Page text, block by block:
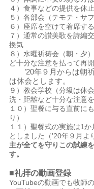
４）食事などの提供を休止
５）各部会（テモテ・サ
６）座席を空けて着席す
７）通常の讃美歌を詩編
換気
８）水曜祈祷会（朝・夕
ど十分な注意を払って再
’20年９月からは朝祈
は休会とします。
９）教会学校（分級は休
洗・距離など十分な注意
１０）聖餐に与る直前に
り）
１１）聖餐式の実施は1
としました（’20年９月よ
主が全てを守りこの試練
す。
■礼拝の動画登録
YouTubeの動画でも牧師